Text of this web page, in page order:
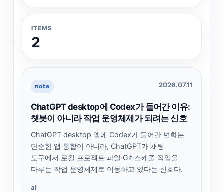
ITEMS
2
note 2026.07.11
ChatGPT desktop에 Codex가 들어간 이유:
챗봇이 아니라 작업 운영체제가 되려는 신호
ChatGPT desktop 앱에 Codex가 들어간 변화는
단순한 앱 통합이 아니라, ChatGPT가 채팅
도구에서 로컬 프로젝트·파일·Git·스케줄 작업을
다루는 작업 운영체제로 이동하고 있다는 신호다.
ai